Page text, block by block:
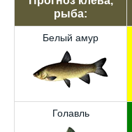
рыба:
Белый амур
Голавль